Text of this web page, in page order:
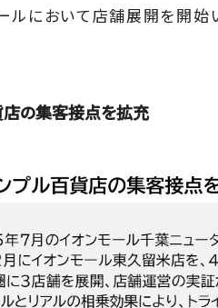
ルにおいて店舗展開を開始
店の集客接点を拡充